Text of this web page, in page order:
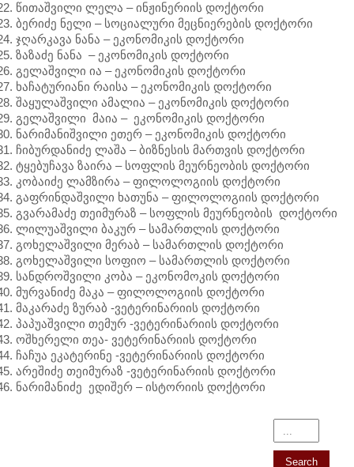
წითაშვილი ლელა – ინჟინერიის დოქტორი
ბერიძე ნელი – სოციალური მეცნიერების დოქტორი
ჯღარკავა ნანა – ეკონომიკის დოქტორი
ზაზაძე ნანა – ეკონომიკის დოქტორი
გელაშვილი ია – ეკონომიკის დოქტორი
ხაჩატურიანი რაისა – ეკონომიკის დოქტორი
შაყულაშვილი ამალია – ეკონომიკის დოქტორი
გელაშვილი მაია – ეკონომიკის დოქტორი
ნარიმანიშვილი ეთერ – ეკონომიკის დოქტორი
ჩიბურდანიძე ლაშა – ბიზნესის მართვის დოქტორი
ტყებუჩავა ზაირა – სოფლის მეურნეობის დოქტორი
კობაიძე ლამზირა – ფილოლოგიის დოქტორი
გაფრინდაშვილი ხათუნა – ფილოლოგიის დოქტორი
გვარამაძე თეიმურაზ – სოფლის მეურნეობის დოქტორი
ლილუაშვილი ბაკურ – სამართლის დოქტორი
გოხელაშვილი მერაბ – სამართლის დოქტორი
გოხელაშვილი სოფიო – სამართლის დოქტორი
სანდროშვილი კობა – ეკონომოკის დოქტორი
მურვანიძე მაკა – ფილოლოგიის დოქტორი
მაკარაძე ზურაბ -ვეტერინარიის დოქტორი
პაპუაშვილი თემურ -ვეტერინარიის დოქტორი
ოშხერელი თეა- ვეტერინარიის დოქტორი
ჩაჩუა ეკატერინე -ვეტერინარიის დოქტორი
არეშიძე თეიმურაზ -ვეტერინარიის დოქტორი
ნარიმანიძე ედიშერ – ისტორიის დოქტორი